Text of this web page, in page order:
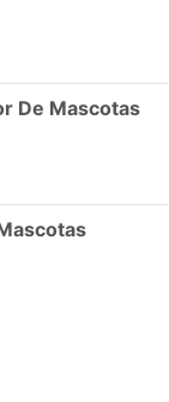
De Mascotas